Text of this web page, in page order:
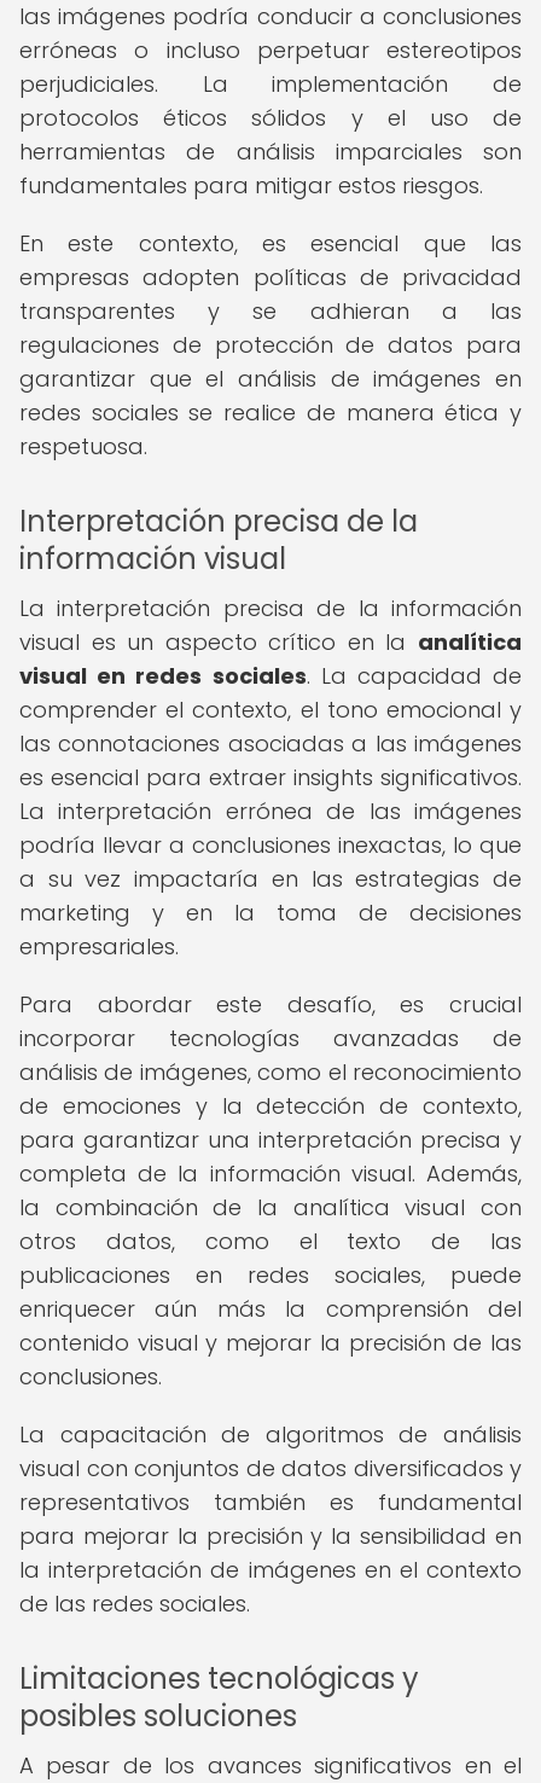
las imágenes podría conducir a conclusiones
erróneas o incluso perpetuar estereotipos
perjudiciales. La implementación de
protocolos éticos sólidos y el uso de
herramientas de análisis imparciales son
fundamentales para mitigar estos riesgos.
En este contexto, es esencial que las
empresas adopten políticas de privacidad
transparentes y se adhieran a las
regulaciones de protección de datos para
garantizar que el análisis de imágenes en
redes sociales se realice de manera ética y
respetuosa.
Interpretación precisa de la
información visual
La interpretación precisa de la información
visual es un aspecto crítico en la analítica
visual en redes sociales. La capacidad de
comprender el contexto, el tono emocional y
las connotaciones asociadas a las imágenes
es esencial para extraer insights significativos.
La interpretación errónea de las imágenes
podría llevar a conclusiones inexactas, lo que
a su vez impactaría en las estrategias de
marketing y en la toma de decisiones
empresariales.
Para abordar este desafío, es crucial
incorporar tecnologías avanzadas de
análisis de imágenes, como el reconocimiento
de emociones y la detección de contexto,
para garantizar una interpretación precisa y
completa de la información visual. Además,
la combinación de la analítica visual con
otros datos, como el texto de las
publicaciones en redes sociales, puede
enriquecer aún más la comprensión del
contenido visual y mejorar la precisión de las
conclusiones.
La capacitación de algoritmos de análisis
visual con conjuntos de datos diversificados y
representativos también es fundamental
para mejorar la precisión y la sensibilidad en
la interpretación de imágenes en el contexto
de las redes sociales.
Limitaciones tecnológicas y
posibles soluciones
A pesar de los avances significativos en el